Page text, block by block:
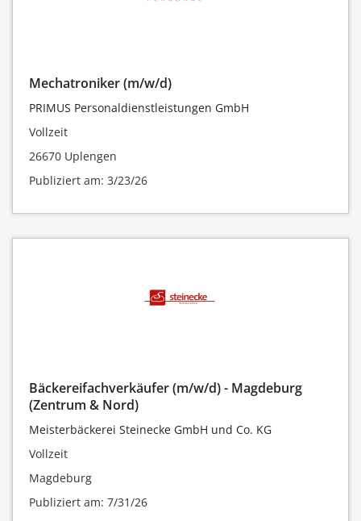
Mechatroniker (m/w/d)
PRIMUS Personaldienstleistungen GmbH
Vollzeit
26670 Uplengen
Publiziert am: 3/23/26
Bäckereifachverkäufer (m/w/d) - Magdeburg
(Zentrum & Nord)
Meisterbäckerei Steinecke GmbH und Co. KG
Vollzeit
Magdeburg
Publiziert am: 7/31/26